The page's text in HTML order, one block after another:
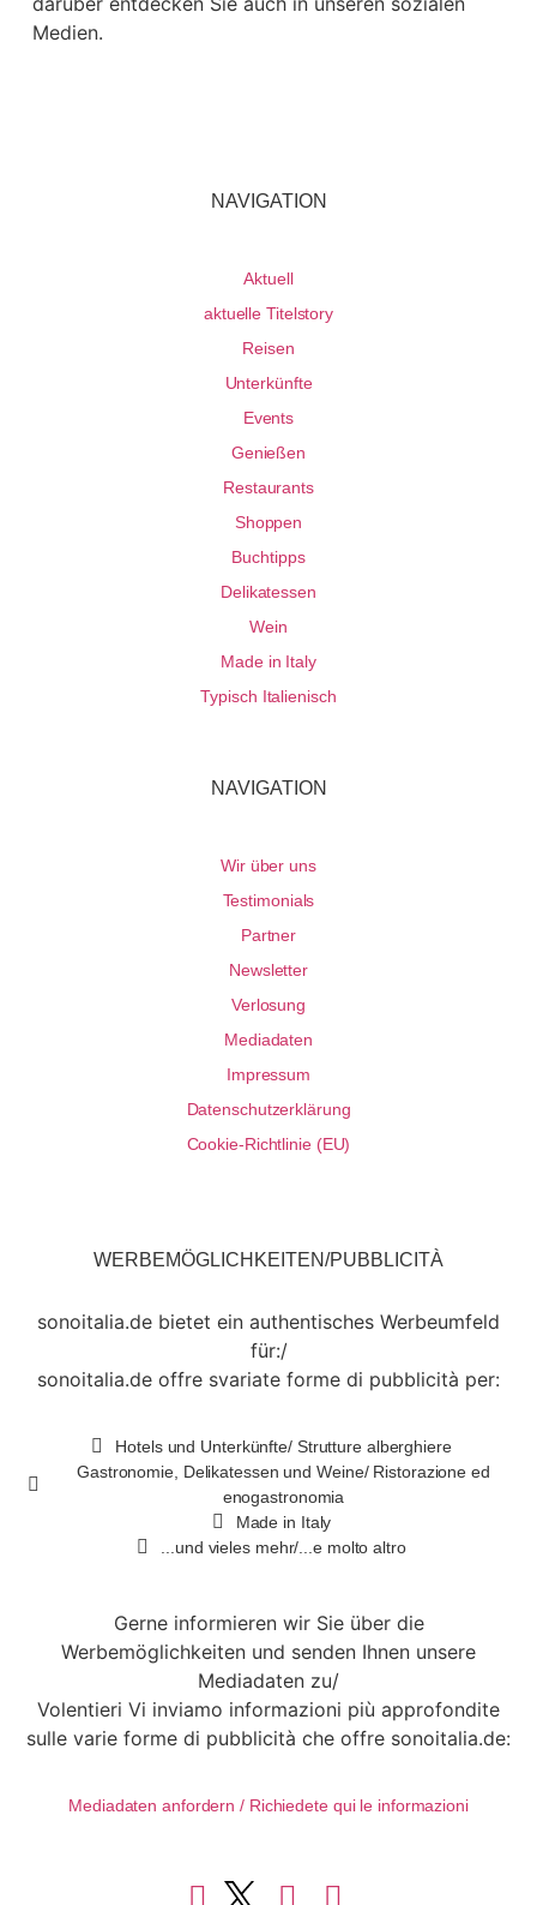
Medien.
NAVIGATION
Aktuell
aktuelle Titelstory
Reisen
Unterkünfte
Events
Genießen
Restaurants
Shoppen
Buchtipps
Delikatessen
Wein
Made in Italy
Typisch Italienisch
NAVIGATION
Wir über uns
Testimonials
Partner
Newsletter
Verlosung
Mediadaten
Impressum
Datenschutzerklärung
Cookie-Richtlinie (EU)
WERBEMÖGLICHKEITEN/PUBBLICITÀ
sonoitalia.de bietet ein authentisches Werbeumfeld
für:/
sonoitalia.de offre svariate forme di pubblicità per:
Hotels und Unterkünfte/ Strutture alberghiere
Gastronomie, Delikatessen und Weine/ Ristorazione ed
enogastronomia
Made in Italy
...und vieles mehr/...e molto altro
Gerne informieren wir Sie über die
Werbemöglichkeiten und senden Ihnen unsere
Mediadaten zu/
Volentieri Vi inviamo informazioni più approfondite
sulle varie forme di pubblicità che offre sonoitalia.de:
Mediadaten anfordern / Richiedete qui le informazioni